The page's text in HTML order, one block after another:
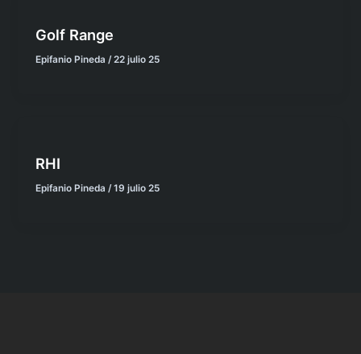
Golf Range
Epifanio Pineda/22 julio 25
RHI
Epifanio Pineda/19 julio 25